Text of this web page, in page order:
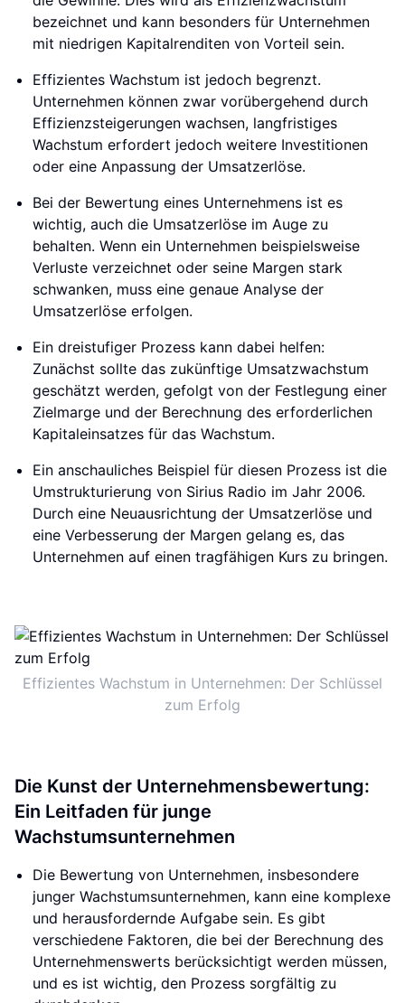
bezeichnet und kann besonders für Unternehmen
mit niedrigen Kapitalrenditen von Vorteil sein.
Effizientes Wachstum ist jedoch begrenzt.
Unternehmen können zwar vorübergehend durch
Effizienzsteigerungen wachsen, langfristiges
Wachstum erfordert jedoch weitere Investitionen
oder eine Anpassung der Umsatzerlöse.
Bei der Bewertung eines Unternehmens ist es
wichtig, auch die Umsatzerlöse im Auge zu
behalten. Wenn ein Unternehmen beispielsweise
Verluste verzeichnet oder seine Margen stark
schwanken, muss eine genaue Analyse der
Umsatzerlöse erfolgen.
Ein dreistufiger Prozess kann dabei helfen:
Zunächst sollte das zukünftige Umsatzwachstum
geschätzt werden, gefolgt von der Festlegung einer
Zielmarge und der Berechnung des erforderlichen
Kapitaleinsatzes für das Wachstum.
Ein anschauliches Beispiel für diesen Prozess ist die
Umstrukturierung von Sirius Radio im Jahr 2006.
Durch eine Neuausrichtung der Umsatzerlöse und
eine Verbesserung der Margen gelang es, das
Unternehmen auf einen tragfähigen Kurs zu bringen.
Effizientes Wachstum in Unternehmen: Der Schlüssel
zum Erfolg
Die Kunst der Unternehmensbewertung:
Ein Leitfaden für junge
Wachstumsunternehmen
Die Bewertung von Unternehmen, insbesondere
junger Wachstumsunternehmen, kann eine komplexe
und herausfordernde Aufgabe sein. Es gibt
verschiedene Faktoren, die bei der Berechnung des
Unternehmenswerts berücksichtigt werden müssen,
und es ist wichtig, den Prozess sorgfältig zu